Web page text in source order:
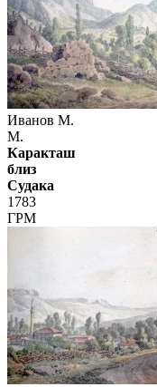
Иванов М.
М.
Каракташ
близ
Судака
1783
ГРМ